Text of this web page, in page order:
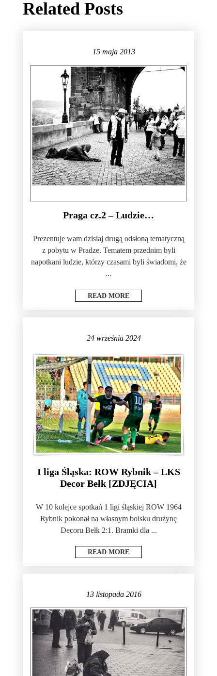
Related Posts
15 maja 2013
Praga cz.2 – Ludzie…
Prezentuje wam dzisiaj drugą odsłoną tematyczną
z pobytu w Pradze. Tematem przednim byli
napotkani ludzie, którzy czasami byli świadomi, że
...
READ MORE
24 września 2024
I liga Śląska: ROW Rybnik – LKS
Decor Bełk [ZDJĘCIA]
W 10 kolejce spotkań 1 ligi śląskiej ROW 1964
Rybnik pokonał na własnym boisku drużynę
Decoru Bełk 2:1. Bramki dla ...
READ MORE
13 listopada 2016